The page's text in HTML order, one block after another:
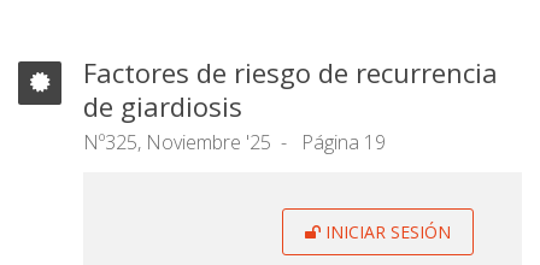
Factores de riesgo de recurrencia
de giardiosis
Nº325, Noviembre '25 Página 19
INICIAR SESIÓN